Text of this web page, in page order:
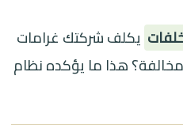
يكلف شركتك غرامات
عن كل مخالفة؟ هذا ما يؤكده نظام